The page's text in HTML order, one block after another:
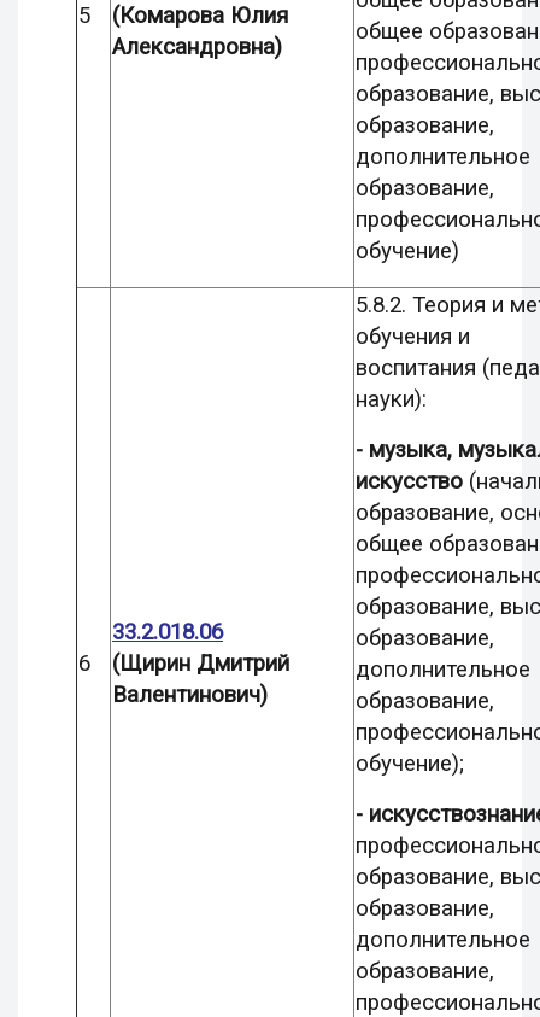
5
(Комарова Юлия
Александровна)
общее
образование,
образование,
дополнительное
образование,
обучение)
6
33.2.018.06
(Щирин Дмитрий
Валентинович)
5.8.2. Теория и
обучения и
воспитания
науки):
- музыка,
искусство
образование,
общее
образование,
образование,
дополнительное
образование,
обучение);
-
образование,
образование,
дополнительное
образование,